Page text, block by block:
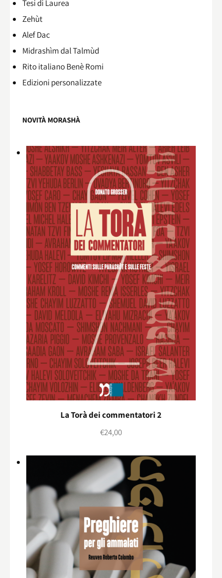
Tesi di Laurea
Zehùt
Alef Dac
Midrashìm dal Talmùd
Rito italiano Benè Romi​
Edizioni personalizzate
NOVITÀ MORASHÀ
La Torà dei commentatori 2
€24,00